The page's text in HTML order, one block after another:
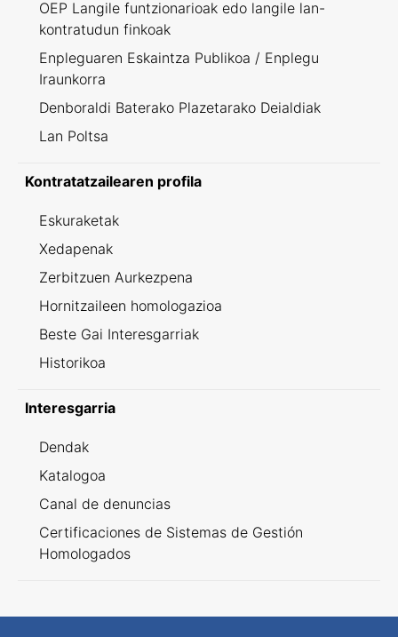
OEP Langile funtzionarioak edo langile lan-
kontratudun finkoak
Enpleguaren Eskaintza Publikoa / Enplegu
Iraunkorra
Denboraldi Baterako Plazetarako Deialdiak
Lan Poltsa
Kontratatzailearen profila
Eskuraketak
Xedapenak
Zerbitzuen Aurkezpena
Hornitzaileen homologazioa
Beste Gai Interesgarriak
Historikoa
Interesgarria
Dendak
Katalogoa
Canal de denuncias
Certificaciones de Sistemas de Gestión
Homologados